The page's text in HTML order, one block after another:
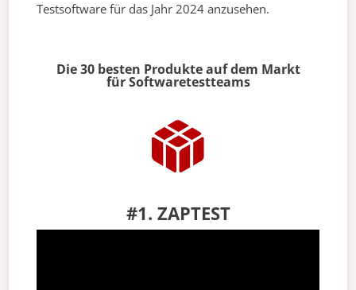
Testsoftware für das Jahr 2024 anzusehen.
Die 30 besten Produkte auf dem Markt
für Softwaretestteams
#1. ZAPTEST